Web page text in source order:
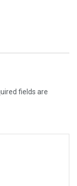
fields are